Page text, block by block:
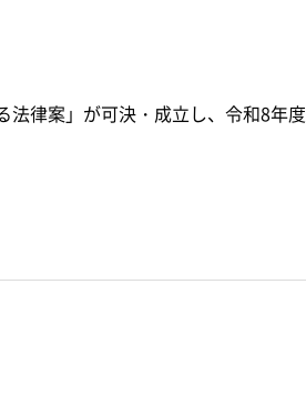
律案」が可決・成立し、令和8年度